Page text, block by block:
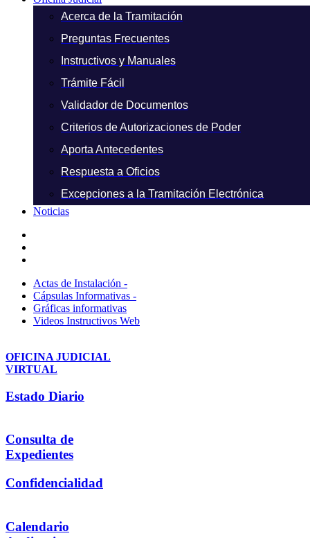
Acerca de la Tramitación
Preguntas Frecuentes
Instructivos y Manuales
Trámite Fácil
Validador de Documentos
Criterios de Autorizaciones de Poder
Aporta Antecedentes
Respuesta a Oficios
Excepciones a la Tramitación Electrónica
Noticias
Actas de Instalación -
Cápsulas Informativas -
Gráficas informativas
Videos Instructivos Web
OFICINA JUDICIAL
VIRTUAL
Estado Diario
Consulta de
Expedientes
Confidencialidad
Calendario